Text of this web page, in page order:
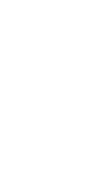
carousel